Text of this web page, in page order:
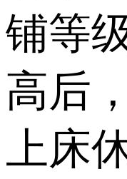
铺等
高后
上床